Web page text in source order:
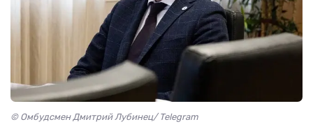
© Омбудсмен Дмитрий Лубинец/ Telegram